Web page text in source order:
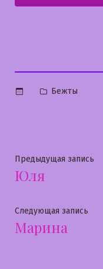
Опубликовано
Бежты
Навигация
по
записям
Предыдущая запись
Юля
Следующая запись
Марина